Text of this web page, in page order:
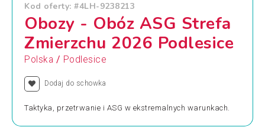
Kod oferty: #4LH-9238213
Obozy - Obóz ASG Strefa
Zmierzchu 2026 Podlesice
Polska / Podlesice
Dodaj do schowka
Taktyka, przetrwanie i ASG w ekstremalnych warunkach.